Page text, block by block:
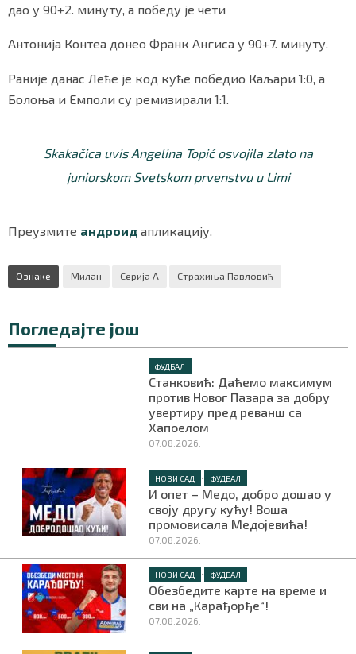
дао у 90+2. минуту, а победу је чети
Антонија Контеа донео Франк Ангиса у 90+7. минуту.
Раније данас Леће је код куће победио Каљари 1:0, а
Болоња и Емполи су ремизирали 1:1.
Skakačica uvis Angelina Topić osvojila zlato na
juniorskom Svetskom prvenstvu u Limi
Преузмите андроид апликацију.
Ознаке Милан Серија А Страхиња Павловић
Погледајте још
ФУДБАЛ
Станковић: Даћемо максимум
против Новог Пазара за добру
увертиру пред реванш са
Хапоелом
07.08.2026.
НОВИ САД • ФУДБАЛ
И опет – Медо, добро дошао у
своју другу кућу! Воша
промовисала Медојевића!
07.08.2026.
НОВИ САД • ФУДБАЛ
Обезбедите карте на време и
сви на „Карађорђе“!
07.08.2026.